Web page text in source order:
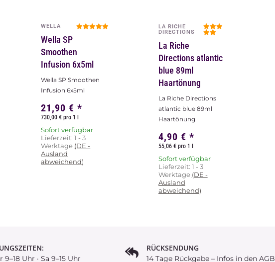
LA RICHE
La Riche
Directions atlantic
blue 89ml
Haartönung
atlantic blue 89ml
Haartönung
4,90 €*
55,06 € pro 1 l
Sofort verfügbar
Lieferzeit:1 - 3
NOVON
PROFESSIONAL
Novon Alu-
Strähnen Folie 14
/ 15my x 12xcm x
250m
Reißfeste Profi-Folie
mit Abrisskante für
exakt gesetzte
Erg...
15,90 €*
Sofort verfügbar
9–18 Uhr · Sa 9–15 Uhr
RÜCKSENDUNG
14 Tage Rückgabe – Infos in den AGB